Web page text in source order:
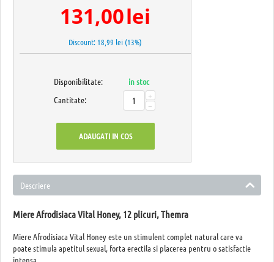
131,00lei
Discount: 18,99 lei (13%)
Disponibilitate:
in stoc
Cantitate:
+
−
ADAUGATI IN COS
Descriere
Miere Afrodisiaca Vital Honey, 12 plicuri, Themra
Miere Afrodisiaca Vital Honey este un stimulent complet natural care va
poate stimula apetitul sexual, forta erectila si placerea pentru o satisfactie
intensa.